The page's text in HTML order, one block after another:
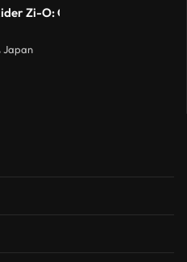
Forever (2018) รวมพลังมาสค์ไ
Zi-O: Over Quartzer (2019)